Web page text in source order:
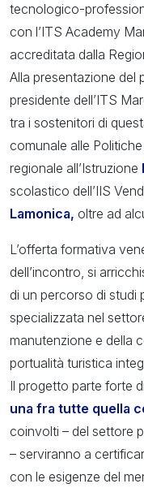
tecnologico-
con l’ITS Academy
accreditata dalla
Alla presentazione del
presidente dell’ITS
tra i sostenitori di
comunale alle
regionale all’Istruzione
scolastico dell’IIS
Lamonica, oltre ad
L’offerta formativa
dell’incontro, si
di un percorso di studi
specializzata nel
manutenzione e della
portualità turistica
Il progetto parte forte
una fra tutte quella
coinvolti – del settore
– serviranno a
con le esigenze del